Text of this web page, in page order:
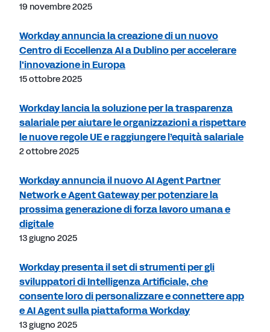
19 novembre 2025
Workday annuncia la creazione di un nuovo
Centro di Eccellenza AI a Dublino per accelerare
l'innovazione in Europa
15 ottobre 2025
Workday lancia la soluzione per la trasparenza
salariale per aiutare le organizzazioni a rispettare
le nuove regole UE e raggiungere l’equità salariale
2 ottobre 2025
Workday annuncia il nuovo AI Agent Partner
Network e Agent Gateway per potenziare la
prossima generazione di forza lavoro umana e
digitale
13 giugno 2025
Workday presenta il set di strumenti per gli
sviluppatori di Intelligenza Artificiale, che
consente loro di personalizzare e connettere app
e AI Agent sulla piattaforma Workday
13 giugno 2025